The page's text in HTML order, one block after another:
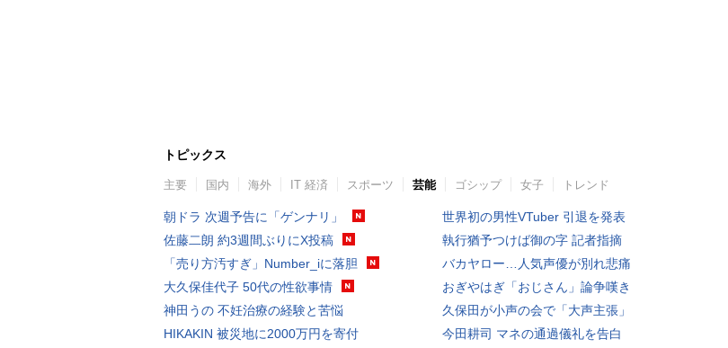
トピックス
主要 国内 海外 IT 経済 スポーツ 芸能 ゴシップ 女子 トレンド
朝ドラ 次週予告に「ゲンナリ」
佐藤二朗 約3週間ぶりにX投稿
「売り方汚すぎ」Number_iに落胆
大久保佳代子 50代の性欲事情
神田うの 不妊治療の経験と苦悩
HIKAKIN 被災地に2000万円を寄付
世界初の男性VTuber 引退を発表
執行猶予つけば御の字 記者指摘
バカヤロー…人気声優が別れ悲痛
おぎやはぎ「おじさん」論争嘆き
久保田が小声の会で「大声主張」
今田耕司 マネの通過儀礼を告白